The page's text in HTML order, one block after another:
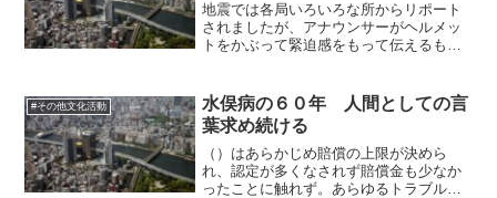
地震では各局いろいろな所からリポート
されましたが、アナウンサーがヘルメッ
トをかぶって緊迫感をもって伝えるも、
ヘルメットをかぶる必要が無いのでは？
緊迫感の演出も大概にして...
#その他文化活動
水俣病の６０年 人間としての言
葉求め続ける
（）はあらかじめ賠償の上限が決めら
れ、認定が多くなされず賠償金も少なか
ったことに触れず。あらゆるトラブルは